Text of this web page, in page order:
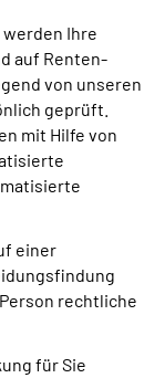
Ihre
auf Renten-
von unseren
geprüft.
mit Hilfe von
einer
rechtliche
für Sie